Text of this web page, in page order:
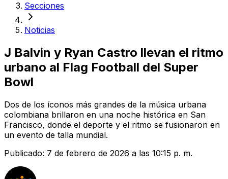
Secciones
Noticias
J Balvin y Ryan Castro llevan el ritmo
urbano al Flag Football del Super
Bowl
Dos de los íconos más grandes de la música urbana
colombiana brillaron en una noche histórica en San
Francisco, donde el deporte y el ritmo se fusionaron en
un evento de talla mundial.
Publicado: 7 de febrero de 2026 a las 10:15 p. m.